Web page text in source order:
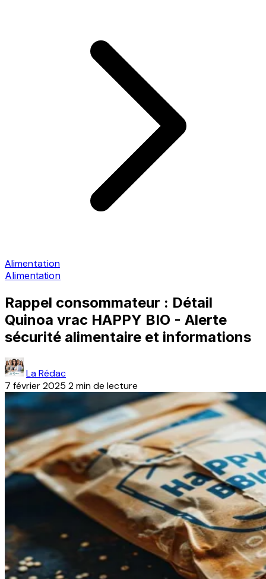
Alimentation
Alimentation
Rappel consommateur : Détail
Quinoa vrac HAPPY BIO - Alerte
sécurité alimentaire et informations
La Rédac
7 février 2025 2 min de lecture